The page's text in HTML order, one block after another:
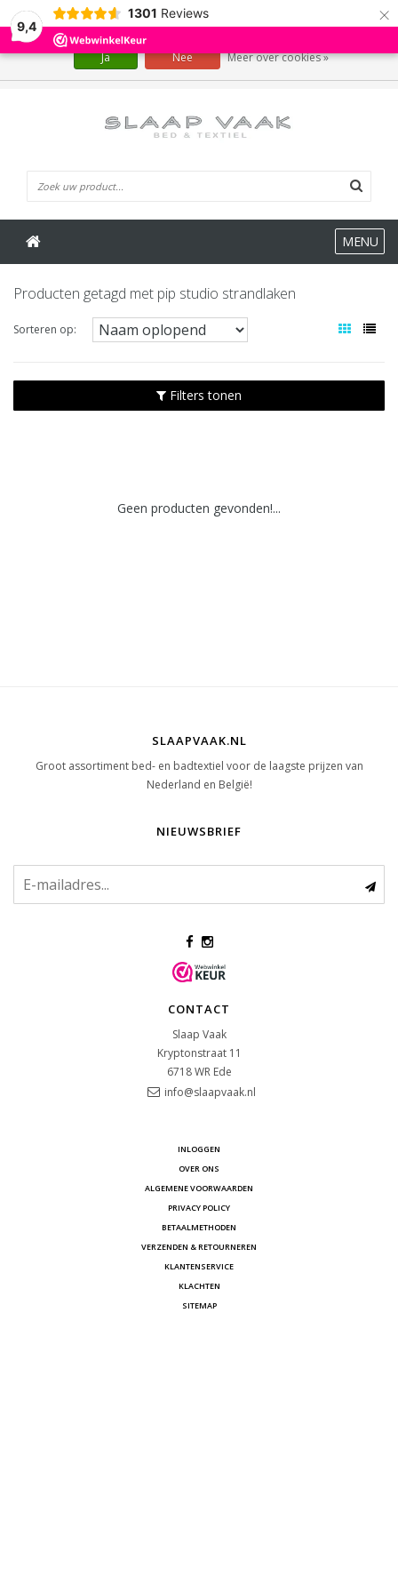
9,4
1301 Reviews ×
MENU
Producten getagd met pip studio strandlaken
Sorteren op:
Filters tonen
Geen producten gevonden!...
SLAAPVAAK.NL
Groot assortiment bed- en badtextiel voor de laagste prijzen van
Nederland en België!
NIEUWSBRIEF
CONTACT
Slaap Vaak
Kryptonstraat 11
6718 WR Ede
info@slaapvaak.nl
INLOGGEN
OVER ONS
ALGEMENE VOORWAARDEN
PRIVACY POLICY
BETAALMETHODEN
VERZENDEN & RETOURNEREN
KLANTENSERVICE
KLACHTEN
SITEMAP
Wij slaan cookies op om onze website te verbeteren. Is dat akkoord?
Ja Nee Meer over cookies »